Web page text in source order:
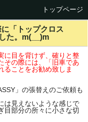
トップページ
「トップクロス
た。m(__)m
に目を背けず、確りと整
その際には、「旧車であ
ることをお勧め致しま
」の張替えのご依頼も
は見えないような感じで
目部分の所々に小さな切